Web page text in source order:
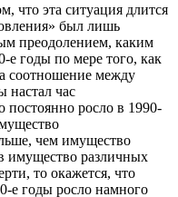
что эта ситуация длится
был лишь
преодолением, каким
е годы по мере того, как
а соотношение между
настал час
постоянно росло в 1990-
чем имущество
имущество различных
то окажется, что
е годы росло намного